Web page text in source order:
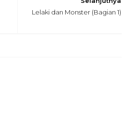
Lelaki dan Monster (Bagian 1)